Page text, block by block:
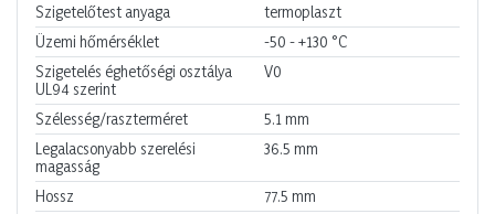
Szigetelőtest anyaga
termoplaszt
Üzemi hőmérséklet
-50 - +130 °C
Szigetelés éghetőségi osztálya
UL94 szerint
V0
Szélesség/raszterméret 5.1 mm
Legalacsonyabb szerelési
magasság
36.5 mm
Hossz 77.5 mm